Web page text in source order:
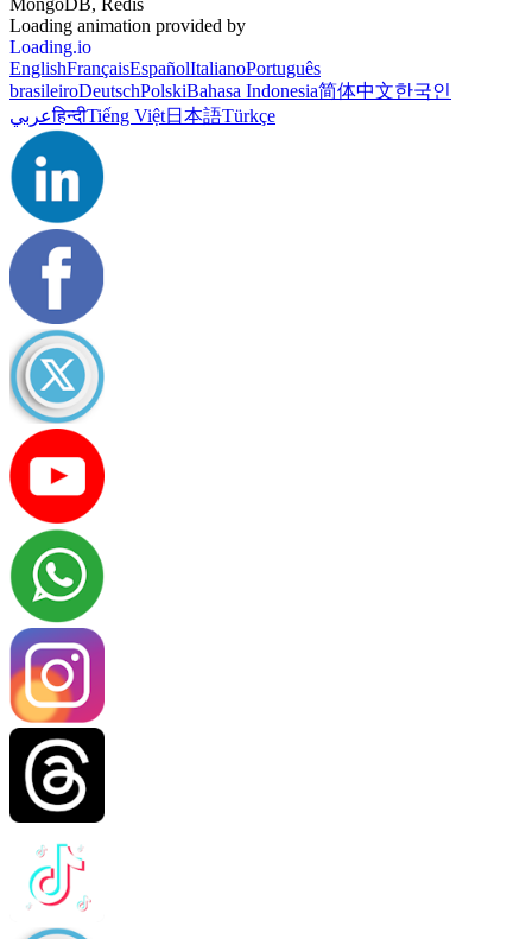
MongoDB, Redis
Loading animation provided by
Loading.io
EnglishFrançaisEspañolItalianoPortuguês
brasileiroDeutschPolskiBahasa Indonesia简体中文한국인
عربيहिन्दीTiếng Việt日本語Türkçe